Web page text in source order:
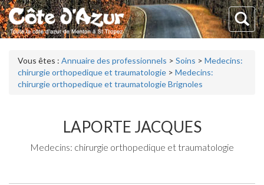
Vous êtes : Annuaire des professionnels > Soins > Medecins:
chirurgie orthopedique et traumatologie > Medecins:
chirurgie orthopedique et traumatologie Brignoles
LAPORTE JACQUES
Medecins: chirurgie orthopedique et traumatologie